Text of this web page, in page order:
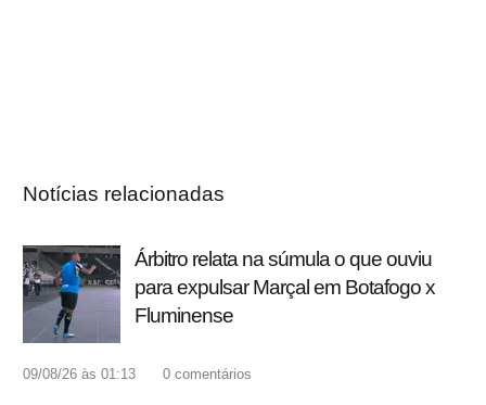
Notícias relacionadas
Árbitro relata na súmula o que ouviu
para expulsar Marçal em Botafogo x
Fluminense
09/08/26 às 01:13 0 comentários